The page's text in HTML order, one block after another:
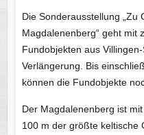
Die Sonderausstellung „Zu
Magdalenenberg“ geht mit
Fundobjekten aus
Verlängerung. Bis
können die Fundobjekte
Der Magdalenenberg ist
100 m der größte keltische